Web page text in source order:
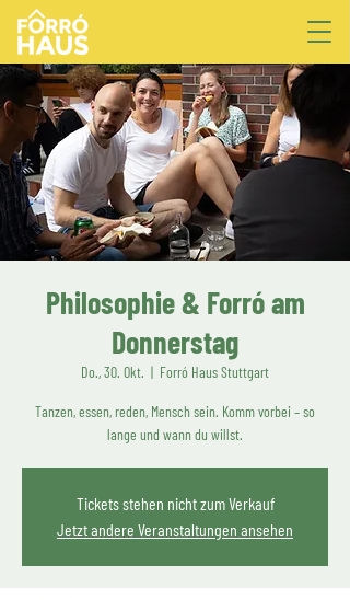
Philosophie & Forró am
Donnerstag
Do., 30. Okt.
  |
Forró Haus Stuttgart
Tanzen, essen, reden, Mensch sein. Komm vorbei – so
lange und wann du willst.
Tickets stehen nicht zum Verkauf
Jetzt andere Veranstaltungen ansehen